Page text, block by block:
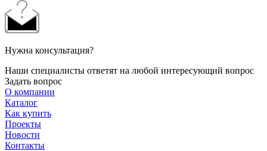
Нужна консультация?
Наши специалисты ответят на любой интересующий вопрос
Задать вопрос
О компании
Каталог
Как купить
Проекты
Новости
Контакты